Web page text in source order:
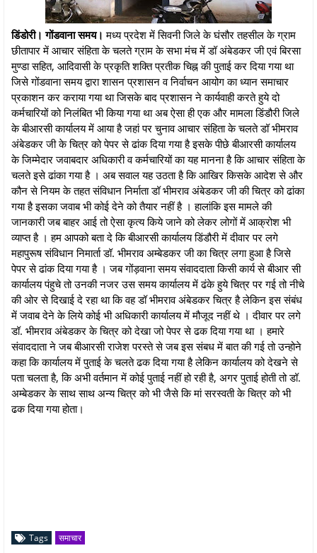
डिंडोरी। गोंडवाना समय। मध्य प्रदेश में सिवनी जिले के घंसौर तहसील के ग्राम
छीतापार में आचार संहिता के चलते ग्राम के सभा मंच में डॉ अंबेडकर जी एवं बिरसा
मुण्डा सहित, आदिवासी के प्रकृति शक्ति प्रतीक चिह्न की पुताई कर दिया गया था
जिसे गोंडवाना समय द्वारा शासन प्रशासन व निर्वाचन आयोग का ध्यान समाचार
प्रकाशन कर कराया गया था जिसके बाद प्रशासन ने कार्यवाही करते हुये दो
कर्मचारियों को निलंबित भी किया गया था अब ऐसा ही एक और मामला डिंडौरी जिले
के बीआरसी कार्यालय में आया है जहां पर चुनाव आचार संहिता के चलते डॉ भीमराव
अंबेडकर जी के चित्र को पेपर से ढांक दिया गया है इसके पीछे बीआरसी कार्यालय
के जिम्मेदार जवाबदार अधिकारी व कर्मचारियों का यह मानना है कि आचार संहिता के
चलते इसे ढांका गया है । अब सवाल यह उठता है कि आखिर किसके आदेश से और
कौन से नियम के तहत संविधान निर्माता डॉ भीमराव अंबेडकर जी की चित्र को ढांका
गया है इसका जवाब भी कोई देने को तैयार नहीं है । हालांकि इस मामले की
जानकारी जब बाहर आई तो ऐसा कृत्य किये जाने को लेकर लोगों में आक्रोश भी
व्याप्त है । हम आपको बता दे कि बीआरसी कार्यालय डिंडौरी में दीवार पर लगे
महापुरूष संविधान निमार्ता डॉ. भीमराव अम्बेडकर जी का चित्र लगा हुआ है जिसे
पेपर से ढांक दिया गया है । जब गोंड़वाना समय संवाददाता किसी कार्य से बीआर सी
कार्यालय पंहुचे तो उनकी नजर उस समय कार्यालय में ढंके हुये चित्र पर गई तो नीचे
की ओर से दिखाई दे रहा था कि वह डॉ भीमराव अंबेडकर चित्र है लेकिन इस संबंध
में जवाब देने के लिये कोई भी अधिकारी कार्यालय में मौजूद नहीं थे । दीवार पर लगे
डॉ. भीमराव अंबेडकर के चित्र को देखा जो पेपर से ढक दिया गया था । हमारे
संवाददाता ने जब बीआरसी राजेश परस्ते से जब इस संबध में बात की गई तो उन्होने
कहा कि कार्यालय में पुताई के चलते ढक दिया गया है लेकिन कार्यालय को देखने से
पता चलता है, कि अभी वर्तमान में कोई पुताई नहीं हो रही है, अगर पुताई होती तो डॉ.
अम्बेडकर के साथ साथ अन्य चित्र को भी जैसे कि मां सरस्वती के चित्र को भी
ढक दिया गया होता।
Tags समाचार